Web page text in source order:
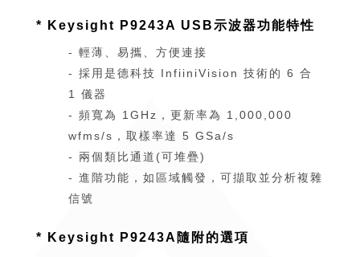
* Keysight P9243A USB示波器功能特性
- 輕薄、易攜、方便連接
- 採用是德科技 InfiiniVision 技術的 6 合
1 儀器
- 頻寬為 1GHz，更新率為 1,000,000
wfms/s，取樣率達 5 GSa/s
- 兩個類比通道(可堆疊)
- 進階功能，如區域觸發，可擷取並分析複雜
信號
* Keysight P9243A隨附的選項